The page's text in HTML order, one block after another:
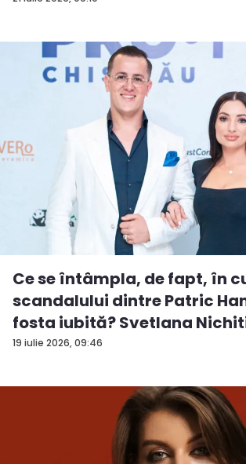
19 iulie 2026, 09:46
Ce se întâmpla, de fapt, în
scandalului dintre Patric
fosta iubită? Svetlana